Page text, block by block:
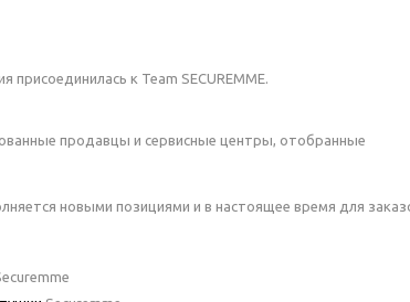
к Team SECUREMME.
продавцы и сервисные центры, отобранные
новыми позициями и в настоящее время для